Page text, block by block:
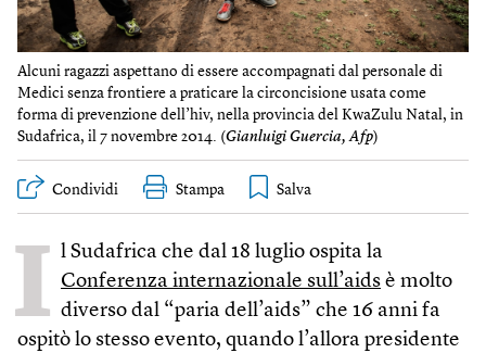
Alcuni ragazzi aspettano di essere accompagnati dal personale di
Medici senza frontiere a praticare la circoncisione usata come
forma di prevenzione dell’hiv, nella provincia del KwaZulu Natal, in
Sudafrica, il 7 novembre 2014. (Gianluigi Guercia, Afp)
Condividi Stampa
I l Sudafrica che dal 18 luglio ospita la
Conferenza internazionale sull’aids è molto
diverso dal “paria dell’aids” che 16 anni fa
ospitò lo stesso evento, quando l’allora presidente